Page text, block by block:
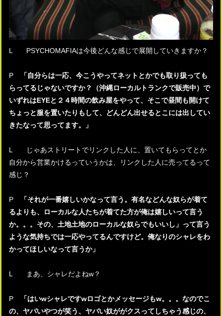
L PSYCHOMAFIAは今後どんな感じで展開していきますか？
P
「自分らは一応、今こうやってネットとかでも取り扱っても
らってるじゃないですか？（沖縄ローカルトランクで販売中）で
いずれはEYEと２４時間の飲み屋をやって、そこで昼間も開けて
ちょっと服を置いたりもして、どんどん出せるとこには出してい
きたなって思ってます。」
L じゃあストリートでリンクした人に、置いてもらってとか
自分から営業かけるっていうかは、リンクした人に売ってるって
感じ？
P
「それが一番嬉しいかなって言う。有名などんな奴らが着て
るよりも、ローカルな人たちが着てた方が俺は嬉しいって言う
か。。。その、土地土地のローカルな奴らでもいいし」って言う
ような気持ちでは一応やってるんですけど。俺なりのシャレをわ
かってほしいなって言うか」
L まあ、シャレだよねw？
P
「はいwシャレですwロゴとかメッセージもw。。。なのでこ
の、ヤバいやつが笑う、ヤバい奴ががクスってしちゃう感じの、